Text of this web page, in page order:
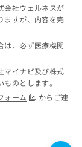
会社ウェルネスが
ますが、内容を完
は、必ず医療機関
マイナビ及び株式
のとします。
ォーム
からご連